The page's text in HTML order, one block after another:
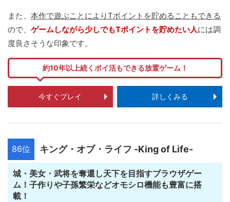
また、 本作で遊ぶことによりTポイントを貯めることもできる
ので、 ゲームしながら少しでもTポイントを貯めたい人には調
度良さそうな印象です。
約10年以上続くポイ活もできる放置ゲーム！
今すぐプレイ 詳しくみる
86位 キング・オブ・ライフ -King of Life-
城・美女・武将を奪還し天下を目指すブラウザゲー
ム！子作りや子孫繁栄などオモシロ機能も豊富に搭
載！